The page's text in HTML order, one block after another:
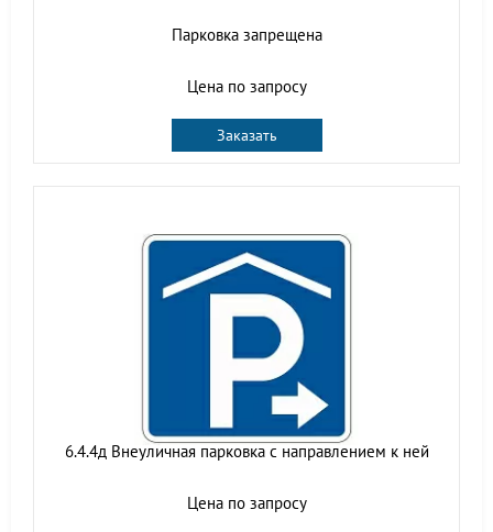
Парковка запрещена
Цена по запросу
Заказать
6.4.4д Внеуличная парковка с направлением к ней
Цена по запросу